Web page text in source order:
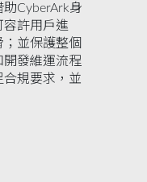
CyberArk身
容許用戶進
並保護整個
開發維運流程
規要求，並